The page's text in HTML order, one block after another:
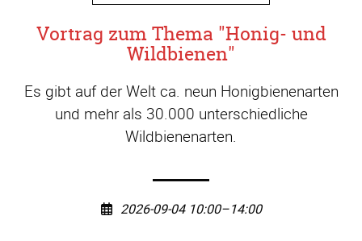
Vortrag zum Thema "Honig- und
Wildbienen"
Es gibt auf der Welt ca. neun Honigbienenarten
und mehr als 30.000 unterschiedliche
Wildbienenarten.
2026-09-04 10:00–14:00